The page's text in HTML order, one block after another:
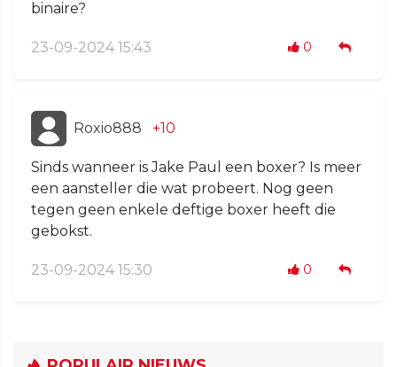
binaire?
23-09-2024 15:43 0
Roxio888 +10
Sinds wanneer is Jake Paul een boxer? Is meer
een aansteller die wat probeert. Nog geen
tegen geen enkele deftige boxer heeft die
gebokst.
23-09-2024 15:30 0